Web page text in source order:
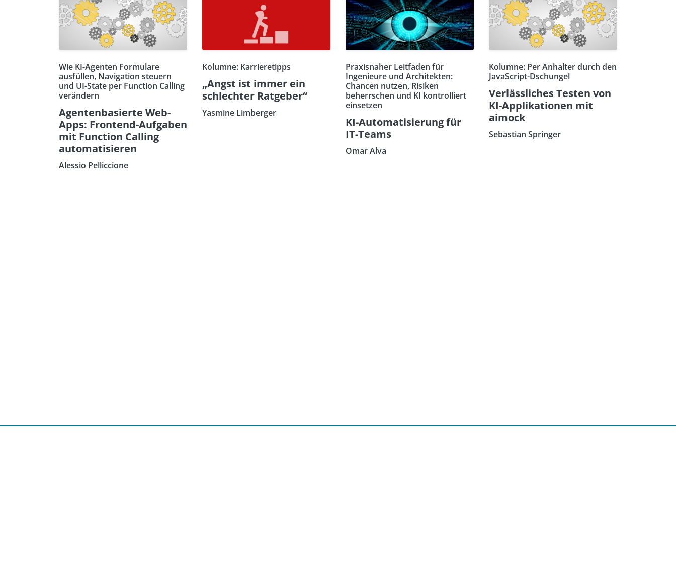
Wie KI-Agenten Formulare
ausfüllen, Navigation steuern
und UI-State per Function Calling
verändern
Agentenbasierte Web-
Apps: Frontend-Aufgaben
mit Function Calling
automatisieren
Alessio Pelliccione
Kolumne: Karrieretipps
„Angst ist immer ein
schlechter Ratgeber“
Yasmine Limberger
Praxisnaher Leitfaden für
Ingenieure und Architekten:
Chancen nutzen, Risiken
beherrschen und KI kontrolliert
einsetzen
KI-Automatisierung für
IT-Teams
Omar Alva
Kolumne: Per Anhalter durch den
JavaScript-Dschungel
Verlässliches Testen von
KI-Applikationen mit
aimock
Sebastian Springer